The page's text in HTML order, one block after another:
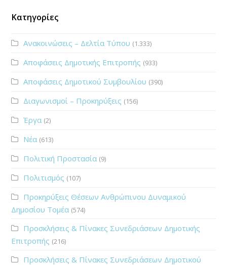
Κατηγορίες
Ανακοινώσεις – Δελτία Τύπου (1.333)
Αποφάσεις Δημοτικής Επιτροπής (933)
Αποφάσεις Δημοτικού Συμβουλίου (390)
Διαγωνισμοί – Προκηρύξεις (156)
Έργα (2)
Νέα (613)
Πολιτική Προστασία (9)
Πολιτισμός (107)
Προκηρύξεις Θέσεων Ανθρώπινου Δυναμικού
Δημοσίου Τομέα (574)
Προσκλήσεις & Πίνακες Συνεδριάσεων Δημοτικής
Επιτροπής (216)
Προσκλήσεις & Πίνακες Συνεδριάσεων Δημοτικού